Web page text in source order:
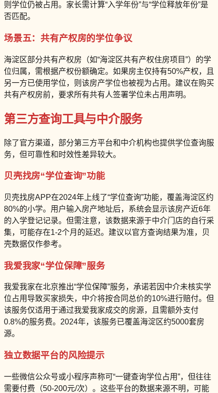
则学位仍被占用。家长需计算“入学年份”与“学位释放年份”是
否匹配。
场景五：共有产权房的学位争议
海淀区部分共有产权房（如“海淀区共有产权住房项目”）的学
位归属，需根据产权份额确定。如果房主仅持有50%产权，且
另一方已使用学位，则该房产学位也被视为占用。建议在购买
共有产权房前，要求所有共有人签署学位未占用声明。
第三方查询工具与中介服务
除了官方渠道，部分第三方平台和中介机构也提供学位查询服
务，但可靠性和时效性差异较大。
贝壳找房“学位查询”功能
贝壳找房APP在2024年上线了“学位查询”功能，覆盖海淀区约
80%的小学。用户输入房产地址后，系统会显示该房产近6年
的入学登记记录。但需注意，该数据来源于中介门店的自行采
集，可能存在1-2个月的延迟。建议以官方查询结果为准，贝
壳数据仅作参考。
我爱我家“学位保障”服务
我爱我家在北京推出“学位保障”服务，承诺若因中介未核实学
位占用导致买家损失，中介将按合同总价的10%进行赔付。但
该服务仅适用于通过我爱我家成交的房源，且需额外支付
0.8%的服务费。2024年，该服务已覆盖海淀区约5000套房
源。
独立数据平台的风险提示
一些微信公众号或小程序声称可“一键查询学位占用”，但往往
需要付费（50-200元/次）。这些平台的数据来源不明，可能